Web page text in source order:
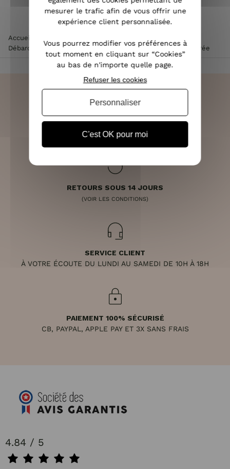
Accueil
Débardeur femme >Top rose pâle à bretelles descente dorée
LIVRAISON RAPIDE
OFFERTE DÈS 70€
RETOURS SOUS 14 JOURS
(VOIR LES CONDITIONS)
SERVICE CLIENT
À VOTRE ÉCOUTE DU LUNDI AU SAMEDI DE 10H À 18H
PAIEMENT 100% SÉCURISÉ
CB, PAYPAL, APPLE PAY ET 3X SANS FRAIS
4.84 / 5
mesurer le trafic afin de vous offrir une
expérience client personnalisée.
Vous pourrez modifier vos préférences à
tout moment en cliquant sur “Cookies”
au bas de n'importe quelle page.
C'est OK pour moi
Refuser les cookies
Personnaliser